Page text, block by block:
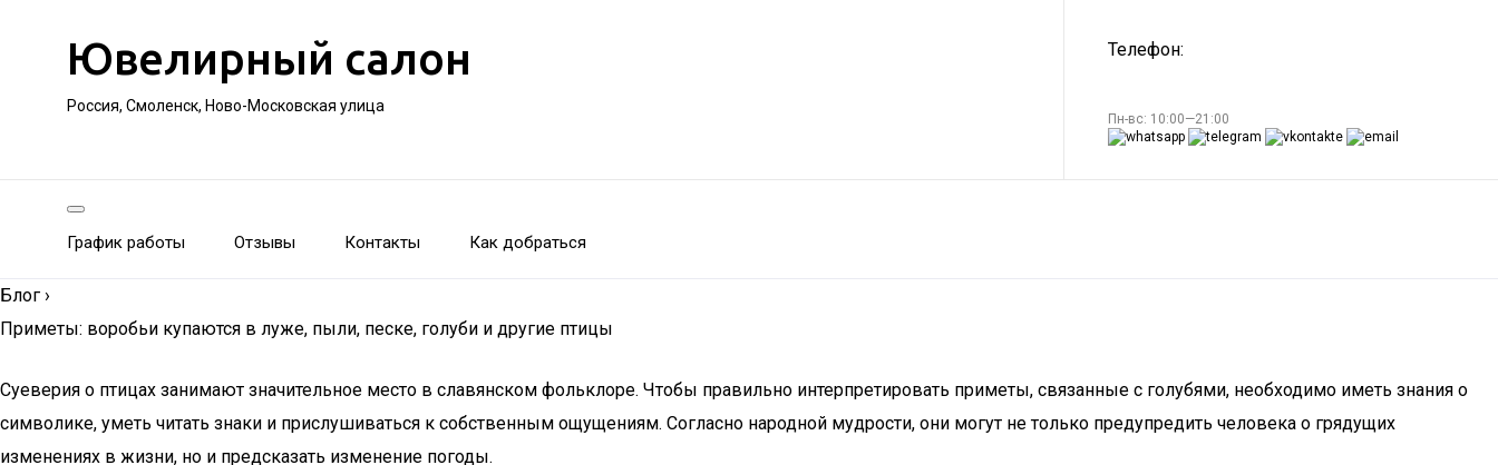
Ювелирный салон
Россия, Смоленск, Ново-Московская улица
Телефон:
Пн-вс: 10:00—21:00
График работы Отзывы Контакты Как добраться
Блог ›
Приметы: воробьи купаются в луже, пыли, песке, голуби и другие птицы
Суеверия о птицах занимают значительное место в славянском фольклоре. Чтобы правильно интерпретировать приметы, связанные с голубями, необходимо иметь знания о
символике, уметь читать знаки и прислушиваться к собственным ощущениям. Согласно народной мудрости, они могут не только предупредить человека о грядущих
изменениях в жизни, но и предсказать изменение погоды.